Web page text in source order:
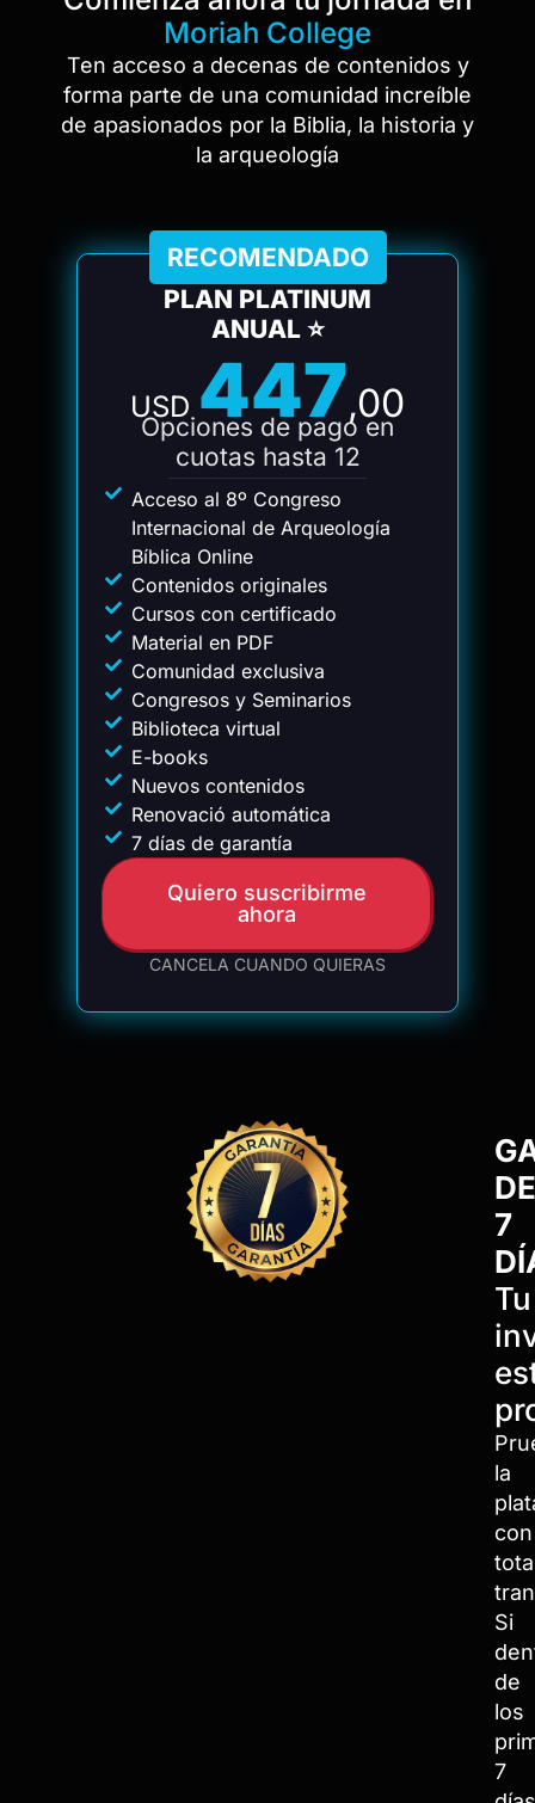
Moriah College
Ten acceso a decenas de contenidos y
forma parte de una comunidad increíble
de apasionados por la Biblia, la historia y
la arqueología
RECOMENDADO
PLAN PLATINUM
ANUAL ⭐
USD 447,00
Opciones de pago en
cuotas hasta 12
Acceso al 8º Congreso
Internacional de Arqueología
Bíblica Online
Contenidos originales
Cursos con certificado
Material en PDF
Comunidad exclusiva
Congresos y Seminarios
Biblioteca virtual
E-books
Nuevos contenidos
Renovació automática
7 días de garantía
Quiero suscribirme
ahora
CANCELA CUANDO QUIERAS
DE
7
Tu
la
con
Si
de
los
7